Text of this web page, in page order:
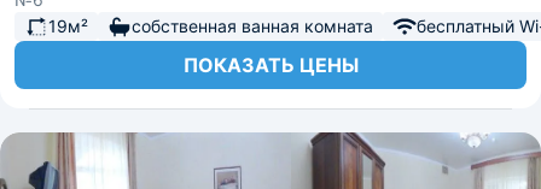
19м²
собственная ванная комната бесплатный
ПОКАЗАТЬ ЦЕНЫ